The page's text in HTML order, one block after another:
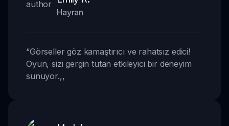
Hayran
“Görseller göz kamaştırıcı ve rahatsız edici!
Oyun, sizi gergin tutan etkileyici bir deneyim
sunuyor.,,